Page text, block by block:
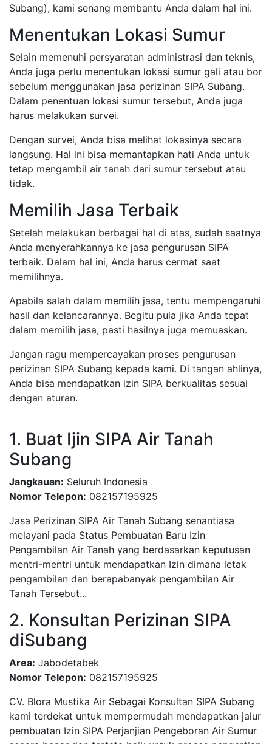
Subang), kami senang membantu Anda dalam hal ini.
Menentukan Lokasi Sumur
Selain memenuhi persyaratan administrasi dan teknis,
Anda juga perlu menentukan lokasi sumur gali atau bor
sebelum menggunakan jasa perizinan SIPA Subang.
Dalam penentuan lokasi sumur tersebut, Anda juga
harus melakukan survei.
Dengan survei, Anda bisa melihat lokasinya secara
langsung. Hal ini bisa memantapkan hati Anda untuk
tetap mengambil air tanah dari sumur tersebut atau
tidak.
Memilih Jasa Terbaik
Setelah melakukan berbagai hal di atas, sudah saatnya
Anda menyerahkannya ke jasa pengurusan SIPA
terbaik. Dalam hal ini, Anda harus cermat saat
memilihnya.
Apabila salah dalam memilih jasa, tentu mempengaruhi
hasil dan kelancarannya. Begitu pula jika Anda tepat
dalam memilih jasa, pasti hasilnya juga memuaskan.
Jangan ragu mempercayakan proses pengurusan
perizinan SIPA Subang kepada kami. Di tangan ahlinya,
Anda bisa mendapatkan izin SIPA berkualitas sesuai
dengan aturan.
1. Buat Ijin SIPA Air Tanah
Subang
Jangkauan: Seluruh Indonesia
Nomor Telepon: 082157195925
Jasa Perizinan SIPA Air Tanah Subang senantiasa
melayani pada Status Pembuatan Baru Izin
Pengambilan Air Tanah yang berdasarkan keputusan
mentri-mentri untuk mendapatkan Izin dimana letak
pengambilan dan berapabanyak pengambilan Air
Tanah Tersebut...
2. Konsultan Perizinan SIPA
diSubang
Area: Jabodetabek
Nomor Telepon: 082157195925
CV. Blora Mustika Air Sebagai Konsultan SIPA Subang
kami terdekat untuk mempermudah mendapatkan jalur
pembuatan Izin SIPA Perjanjian Pengeboran Air Sumur